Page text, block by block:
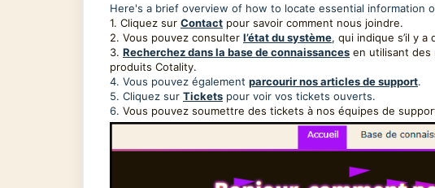
Here's a brief overview of how to locate essential information
1. Cliquez sur Contact pour savoir comment nous joindre.
2. Vous pouvez consulter l’état du système, qui indique s’il y
3. Recherchez dans la base de connaissances en utilisant des
produits Cotality.
4. Vous pouvez également parcourir nos articles de support.
5. Cliquez sur Tickets pour voir vos tickets ouverts.
6. Vous pouvez soumettre des tickets à nos équipes de